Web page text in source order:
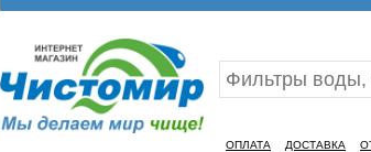
ОПЛАТА ДОСТАВКА